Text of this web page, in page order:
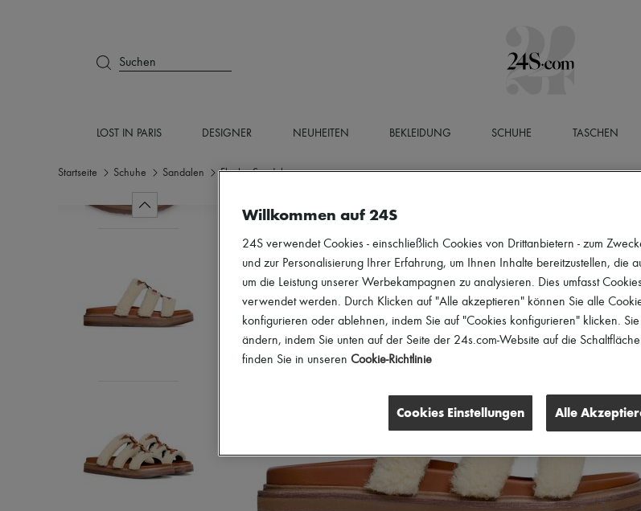
Suchen
LOST IN PARIS DESIGNER NEUHEITEN BEKLEIDUNG SCHUHE TASCHEN
Startseite Schuhe Sandalen Flache Sandalen
Willkommen auf 24S
24S verwendet Cookies - einschließlich Cookies von Drittanbietern - zum
und zur Personalisierung Ihrer Erfahrung, um Ihnen Inhalte bereitzustellen, die
um die Leistung unserer Werbekampagnen zu analysieren. Dies umfasst
verwendet werden. Durch Klicken auf "Alle akzeptieren" können Sie alle
konfigurieren oder ablehnen, indem Sie auf "Cookies konfigurieren" klicken.
ändern, indem Sie unten auf der Seite der 24s.com-Website auf die
finden Sie in unseren Cookie-Richtlinie
Cookies Einstellungen Alle